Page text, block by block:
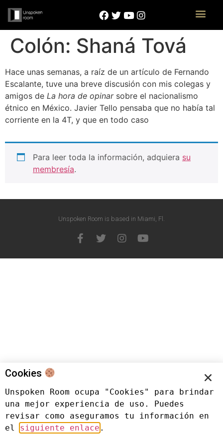
Colón: Shaná Tová
Hace unas semanas, a raíz de un artículo de Fernando
Escalante, tuve una breve discusión con mis colegas y
amigos de La hora de opinarsobre el nacionalismo
étnico en México. Javier Tello pensaba que no había tal
corriente en la 4T, y que en todo caso
Para leer toda la información, adquiera su
membresía.
Unspoken Room is based in Miami, Fl.
Cookies
Unspoken Room ocupa "Cookies" para brindar
una mejor experiencia de uso. Puedes
revisar como aseguramos tu información en
el siguiente enlace .